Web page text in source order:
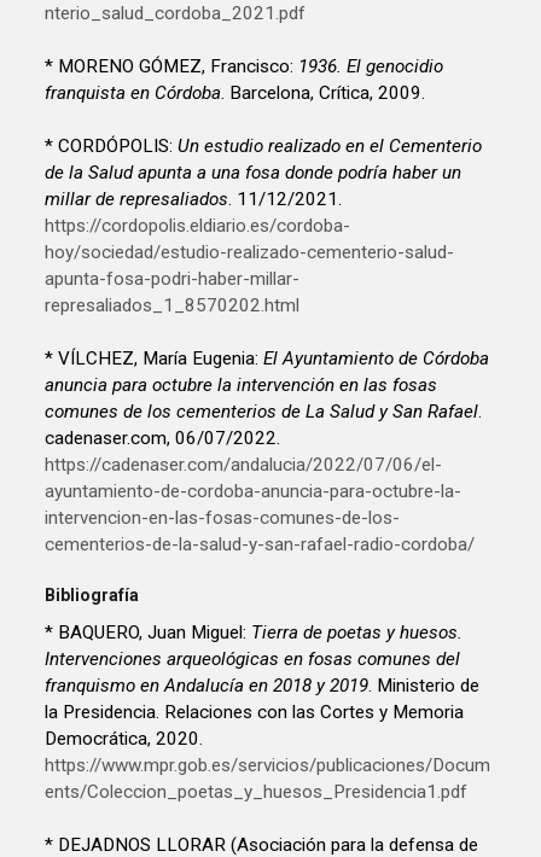
nterio_salud_cordoba_2021.pdf
* MORENO GÓMEZ, Francisco: 1936. El genocidio
franquista en Córdoba. Barcelona, Crítica, 2009.
* CORDÓPOLIS:Un estudio realizado en el Cementerio
de la Salud apunta a una fosa donde podría haber un
millar de represaliados. 11/12/2021.
https://cordopolis.eldiario.es/cordoba-
hoy/sociedad/estudio-realizado-cementerio-salud-
apunta-fosa-podri-haber-millar-
represaliados_1_8570202.html
* VÍLCHEZ, María Eugenia:El Ayuntamiento de Córdoba
anuncia para octubre la intervención en las fosas
comunes de los cementerios de La Salud y San Rafael.
cadenaser.com, 06/07/2022.
https://cadenaser.com/andalucia/2022/07/06/el-
ayuntamiento-de-cordoba-anuncia-para-octubre-la-
intervencion-en-las-fosas-comunes-de-los-
cementerios-de-la-salud-y-san-rafael-radio-cordoba/
Bibliografía
* BAQUERO, Juan Miguel: Tierra de poetas y huesos.
Intervenciones arqueológicas en fosas comunes del
franquismo en Andalucía en 2018 y 2019
la Presidencia. Relaciones con las Cortes y Memoria
Democrática, 2020.
https://www.mpr.gob.es/servicios/publicaciones/Docum
ents/Coleccion_poetas_y_huesos_Presidencia1.pdf
* DEJADNOS LLORAR (Asociación para la defensa de